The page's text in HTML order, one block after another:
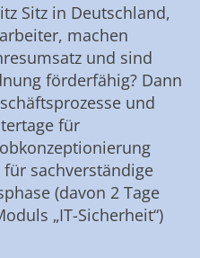
Sitz in Deutschland,
machen
und sind
förderfähig? Dann
und
für
sachverständige
(davon 2 Tage
„IT-Sicherheit“)